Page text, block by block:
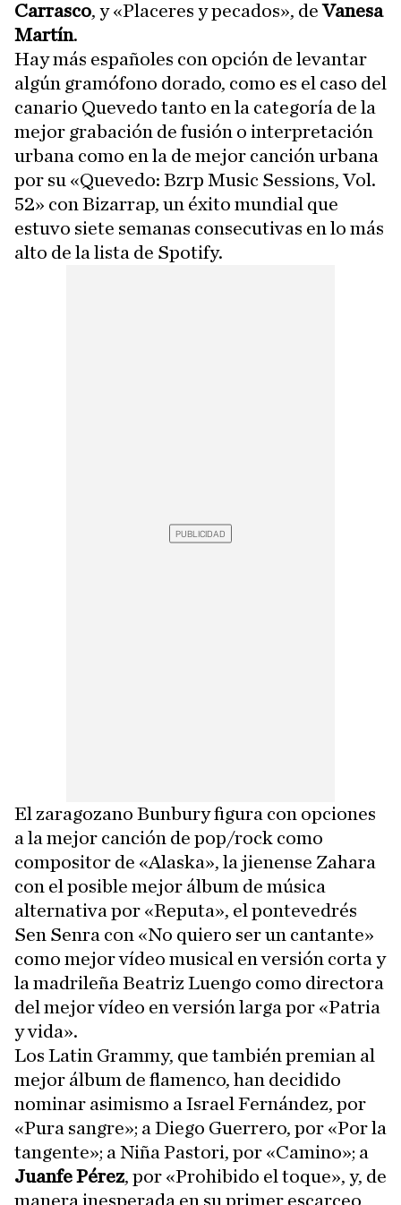
Carrasco, y «Placeres y pecados», deVanesa
Martín.
Hay más españoles con opción de levantar
algún gramófono dorado, como es el caso del
canario Quevedo tanto en la categoría de la
mejor grabación de fusión o interpretación
urbana como en la de mejor canción urbana
por su «Quevedo: Bzrp Music Sessions, Vol.
52» con Bizarrap, un éxito mundial que
estuvo siete semanas consecutivas en lo más
alto de la lista de Spotify.
El zaragozano Bunbury figura con opciones
a la mejor canción de pop/rock como
compositor de «Alaska», la jienense Zahara
con el posible mejor álbum de música
alternativa por «Reputa», el pontevedrés
Sen Senra con «No quiero ser un cantante»
como mejor vídeo musical en versión corta y
la madrileña Beatriz Luengo como directora
del mejor vídeo en versión larga por «Patria
y vida».
Los Latin Grammy, que también premian al
mejor álbum de flamenco, han decidido
nominar asimismo a Israel Fernández, por
«Pura sangre»; a Diego Guerrero, por «Por la
tangente»; a Niña Pastori, por «Camino»; a
Juanfe Pérez, por «Prohibido el toque», y, de
manera inesperada en su primer escarceo